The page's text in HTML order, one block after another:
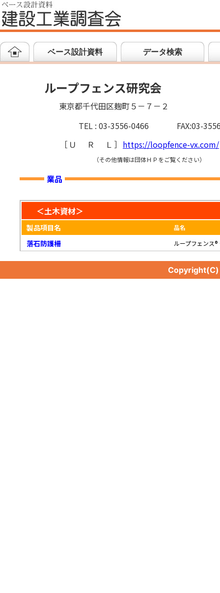
ベース設計資料 データ検索
ループフェンス研究会
東京都千代田区麹町５－７－２
TEL : 03-3556-0466
FAX:03-
［ ＵＲＬ ］ https://loopfence-vx.com/
（その他情報は団体ＨＰをご覧ください）
業品
＜土木資材＞
製品項目名 品名
落石防護柵 ループフェンス®